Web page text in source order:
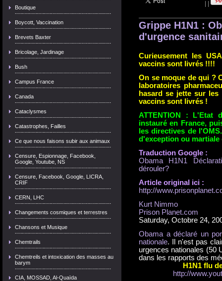
Boutique
Boycott, Vaccination
Brevets Baxter
Bricolage, Jardinage
Bush
Campus France
Canada
Cataclysmes
Catastrophes, Failles
Ce que nous faisons subir aux animaux
Censure, Espionnage, Facebook,
Google, Youtube, NS
Censure, Facebook, Google, LICRA,
CRIF
CERN, LHC
Changements cosmiques et terrestres
Chansons et Musique
Chemtrails
Chemtreils et intoxication des masses au
barym
CIA, MOSSAD, Al-Quaïda
Grippe H1N1 :
d'urgence
Curieusement les
vaccins sont livrés !!!!
On se moque de qui ?
laboratoires
hasard se jette sur
vaccins sont livrés !
ATTENTION : L'Etat
instauré en France,
les directives de
d'exception ou
Traduction Google :
Obama H1N1
dérouler?
Article original ici :
http://
Kurt Nimmo
Prison Planet.com
Saturday, Octobre 24,
Obama a déclaré un
nationale. Il n'est pas
urgences nationales (50
dans les rapports des
H1N1 flu
http://